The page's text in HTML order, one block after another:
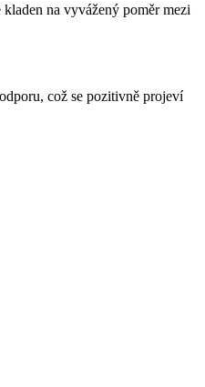
na vyvážený poměr mezi
což se pozitivně projeví